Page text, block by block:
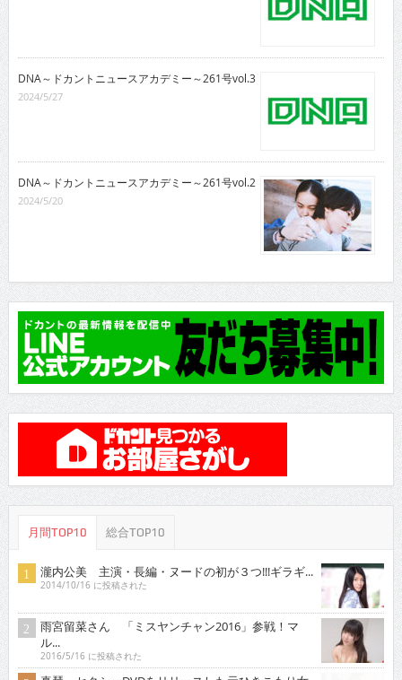
DNA～ドカントニュースアカデミー～261号vol.3
2024/5/27
DNA～ドカントニュースアカデミー～261号vol.2
2024/5/20
月間TOP10 総合TOP10
瀧内公美 主演・長編・ヌードの初が３つ!!!ギラギ...
2014/10/16 に投稿された
雨宮留菜さん 「ミスヤンチャン2016」参戦！マ
ル...
2016/5/16 に投稿された